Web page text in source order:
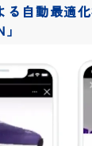
る自動最適